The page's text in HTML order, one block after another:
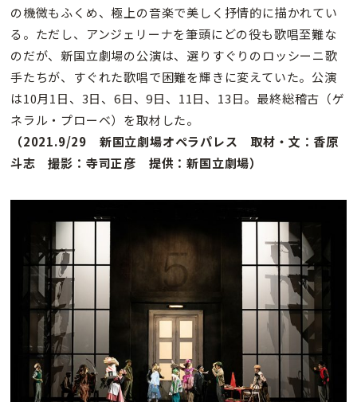
の機微もふくめ、極上の音楽で美しく抒情的に描かれてい
る。ただし、アンジェリーナを筆頭にどの役も歌唱至難な
のだが、新国立劇場の公演は、選りすぐりのロッシーニ歌
手たちが、すぐれた歌唱で困難を輝きに変えていた。公演
は10月1日、3日、6日、9日、11日、13日。最終総稽古（ゲ
ネラル・プローベ）を取材した。
（2021.9/29 新国立劇場オペラパレス 取材・文：香原
斗志 撮影：寺司正彦 提供：新国立劇場）